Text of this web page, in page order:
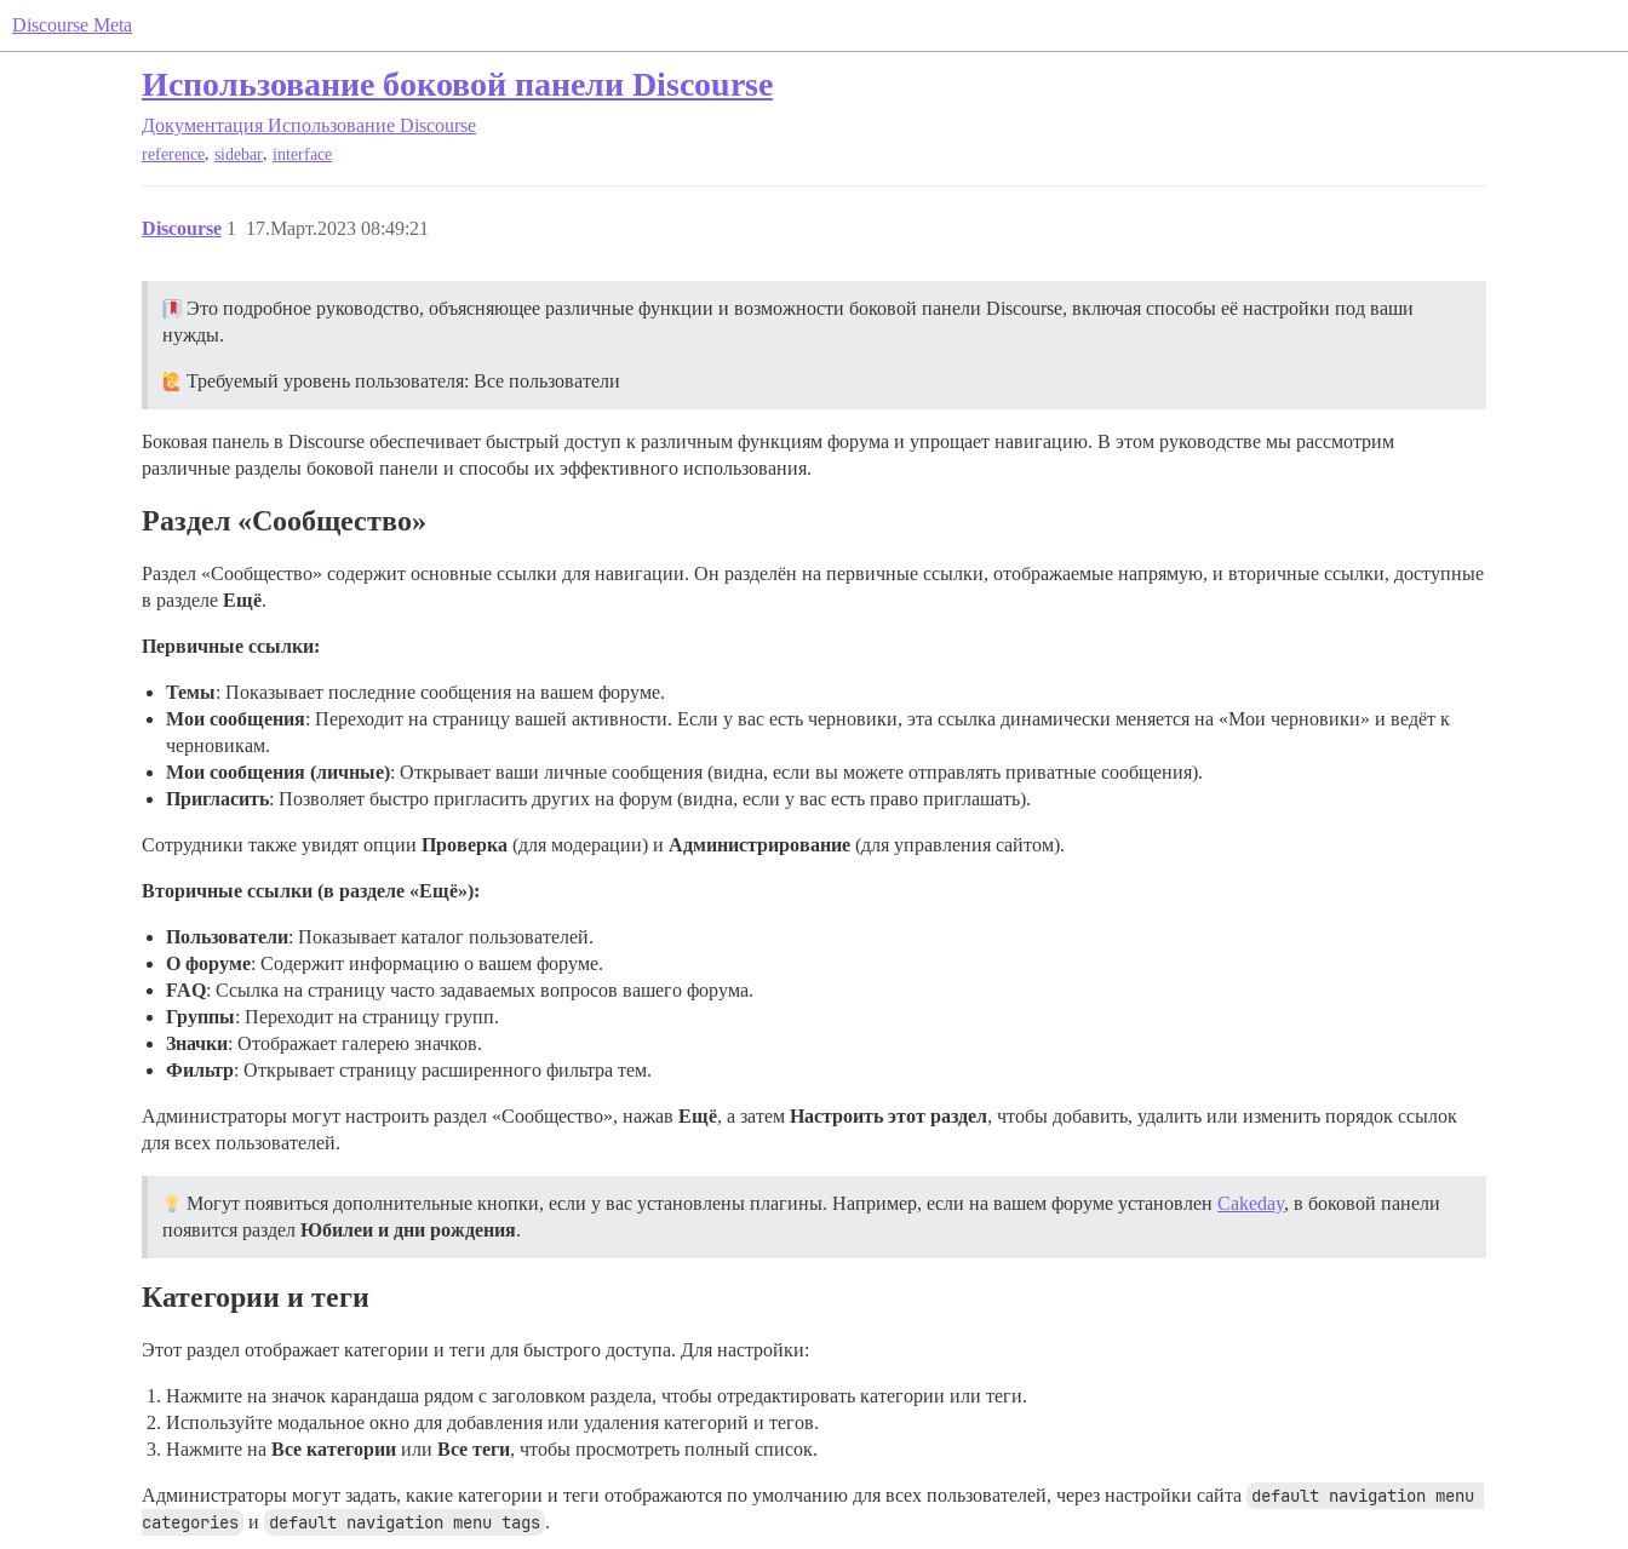
Discourse Meta
Использование боковой панели Discourse
Документация Использование Discourse
reference, sidebar, interface
Discourse 17.Март.2023 08:49:21
1
Это подробное руководство, объясняющее различные функции и возможности боковой панели Discourse, включая способы её настройки под ваши
нужды.
Требуемый уровень пользователя: Все пользователи
Боковая панель в Discourse обеспечивает быстрый доступ к различным функциям форума и упрощает навигацию. В этом руководстве мы рассмотрим
различные разделы боковой панели и способы их эффективного использования.
Раздел «Сообщество»
Раздел «Сообщество» содержит основные ссылки для навигации. Он разделён на первичные ссылки, отображаемые напрямую, и вторичные ссылки, доступные
в разделе Ещё.
Первичные ссылки:
Темы: Показывает последние сообщения на вашем форуме.
Мои сообщения: Переходит на страницу вашей активности. Если у вас есть черновики, эта ссылка динамически меняется на «Мои черновики» и ведёт к
черновикам.
Мои сообщения (личные): Открывает ваши личные сообщения (видна, если вы можете отправлять приватные сообщения).
Пригласить: Позволяет быстро пригласить других на форум (видна, если у вас есть право приглашать).
Сотрудники также увидят опции Проверка (для модерации) и Администрирование (для управления сайтом).
Вторичные ссылки (в разделе «Ещё»):
Пользователи: Показывает каталог пользователей.
О форуме: Содержит информацию о вашем форуме.
FAQ: Ссылка на страницу часто задаваемых вопросов вашего форума.
Группы: Переходит на страницу групп.
Значки: Отображает галерею значков.
Фильтр: Открывает страницу расширенного фильтра тем.
Администраторы могут настроить раздел «Сообщество», нажав Ещё, а затем Настроить этот раздел, чтобы добавить, удалить или изменить порядок ссылок
для всех пользователей.
Могут появиться дополнительные кнопки, если у вас установлены плагины. Например, если на вашем форуме установлен Cakeday, в боковой панели
появится раздел Юбилеи и дни рождения.
Категории и теги
Этот раздел отображает категории и теги для быстрого доступа. Для настройки:
Нажмите на значок карандаша рядом с заголовком раздела, чтобы отредактировать категории или теги.
Используйте модальное окно для добавления или удаления категорий и тегов.
Нажмите на Все категории или Все теги, чтобы просмотреть полный список.
Администраторы могут задать, какие категории и теги отображаются по умолчанию для всех пользователей, через настройки сайта default navigation menu
categories и default navigation menu tags .